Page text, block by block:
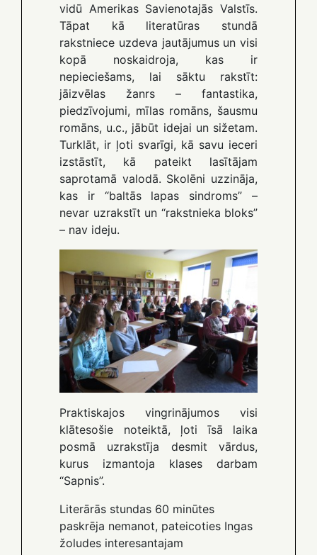
vidū Amerikas Savienotajās Valstīs.
Tāpat kā literatūras stundā
rakstniece uzdeva jautājumus un visi
kopā noskaidroja, kas ir
nepieciešams, lai sāktu rakstīt:
jāizvēlas žanrs – fantastika,
piedzīvojumi, mīlas romāns, šausmu
romāns, u.c., jābūt idejai un sižetam.
Turklāt, ir ļoti svarīgi, kā savu ieceri
izstāstīt, kā pateikt lasītājam
saprotamā valodā. Skolēni uzzināja,
kas ir “baltās lapas sindroms” –
nevar uzrakstīt un “rakstnieka bloks”
– nav ideju.
Praktiskajos vingrinājumos visi
klātesošie noteiktā, ļoti īsā laika
posmā uzrakstīja desmit vārdus,
kurus izmantoja klases darbam
“Sapnis”.
Literārās stundas 60 minūtes
paskrēja nemanot, pateicoties Ingas
žoludes interesantajam